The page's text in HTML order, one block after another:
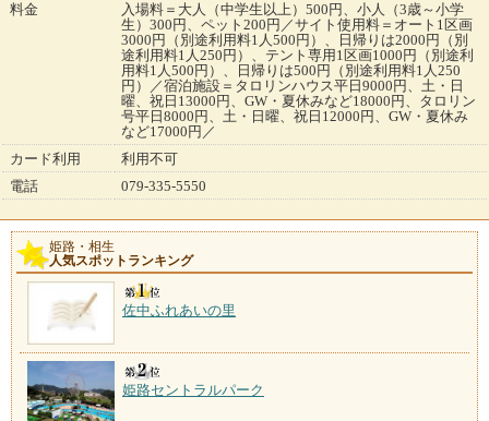
料金
入場料＝大人（中学生以上）500円、小人（3歳～小学
生）300円、ペット200円／サイト使用料＝オート1区画
3000円（別途利用料1人500円）、日帰りは2000円（別
途利用料1人250円）、テント専用1区画1000円（別途利
用料1人500円）、日帰りは500円（別途利用料1人250
円）／宿泊施設＝タロリンハウス平日9000円、土・日
曜、祝日13000円、GW・夏休みなど18000円、タロリン
号平日8000円、土・日曜、祝日12000円、GW・夏休み
など17000円／
カード利用
利用不可
電話
079-335-5550
姫路・相生
人気スポットランキング
佐中ふれあいの里
姫路セントラルパーク